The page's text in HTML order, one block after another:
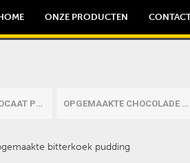
ONZE PRODUCTEN
PUDDING OPGEMAAKTE CHOCOLADE PUDDIN...
bitterkoek pudding